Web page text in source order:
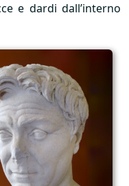
e dardi dall’interno